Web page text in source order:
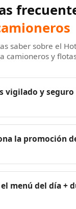
saber sobre el
camioneros y
vigilado y seguro
la promoción
menú del día +